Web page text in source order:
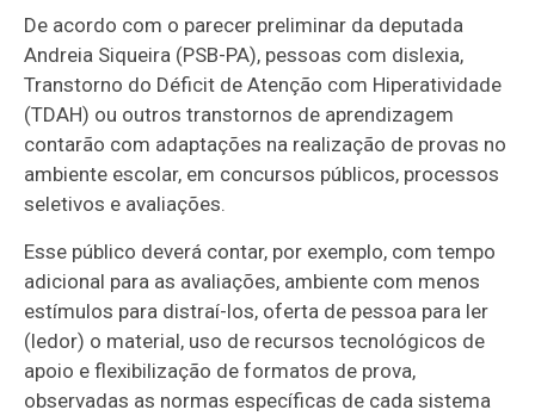
De acordo com o parecer preliminar da deputada
Andreia Siqueira (PSB-PA), pessoas com dislexia,
Transtorno do Déficit de Atenção com Hiperatividade
(TDAH) ou outros transtornos de aprendizagem
contarão com adaptações na realização de provas no
ambiente escolar, em concursos públicos, processos
seletivos e avaliações.
Esse público deverá contar, por exemplo, com tempo
adicional para as avaliações, ambiente com menos
estímulos para distraí-los, oferta de pessoa para ler
(ledor) o material, uso de recursos tecnológicos de
apoio e flexibilização de formatos de prova,
observadas as normas específicas de cada sistema